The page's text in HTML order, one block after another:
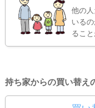
他の
いる
ること
持ち家からの買い替え